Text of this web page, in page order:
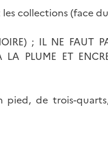
collections (face
; IL NE FAUT
PLUME ET
pied, de trois-